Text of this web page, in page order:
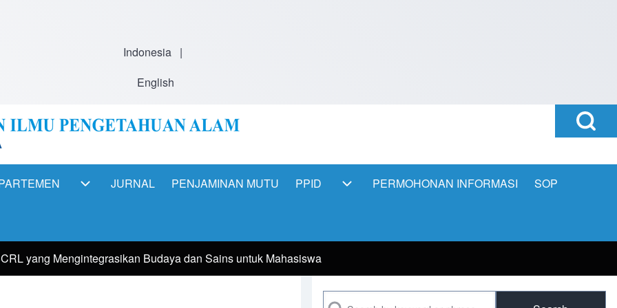
Indonesia |
English
Search
Block
JURNAL PENJAMINAN MUTU PPID PERMOHONAN INFORMASI SOP
yang Mengintegrasikan Budaya dan Sains untuk Mahasiswa
Search